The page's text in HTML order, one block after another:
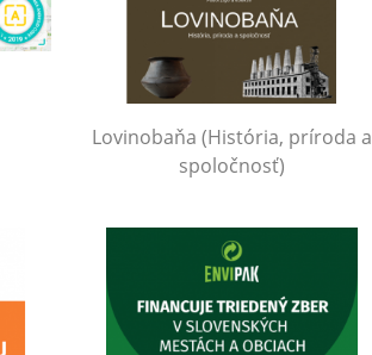
Lovinobaňa (História, príroda a
spoločnosť)